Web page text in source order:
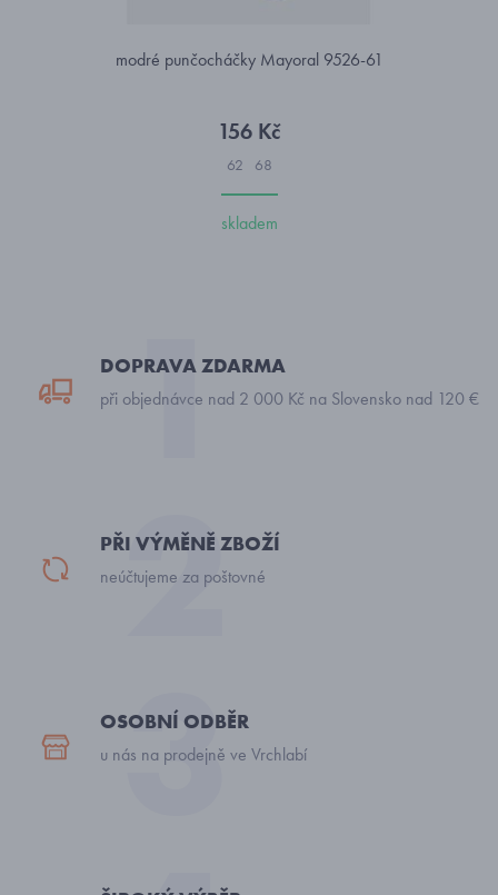
modré punčocháčky Mayoral 9526-61
156 Kč
62 68
skladem
DOPRAVA ZDARMA
při objednávce nad 2 000 Kč na Slovensko nad 120 €
PŘI VÝMĚNĚ ZBOŽÍ
neúčtujeme za poštovné
OSOBNÍ ODBĚR
u nás na prodejně ve Vrchlabí